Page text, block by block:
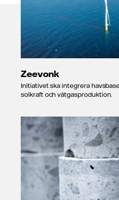
Zeevonk
Initiativet ska integrera
solkraft och vätgasproduktion.